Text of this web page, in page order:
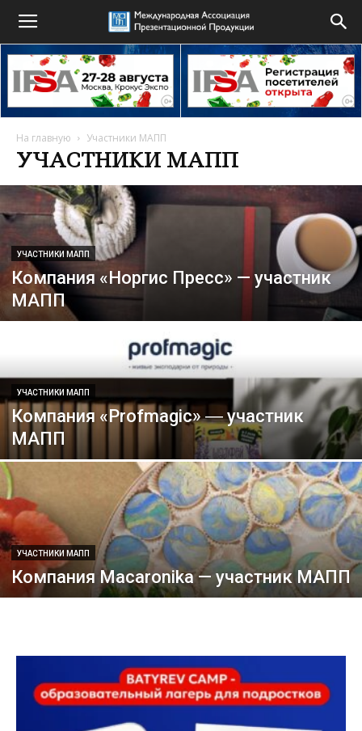
На главную Участники МАПП
УЧАСТНИКИ МАПП
УЧАСТНИКИ МАПП
Компания «Норгис Пресс» — участник
МАПП
УЧАСТНИКИ МАПП
Компания «Profmagic» ― участник
МАПП
УЧАСТНИКИ МАПП
Компания Macaronika — участник МАПП